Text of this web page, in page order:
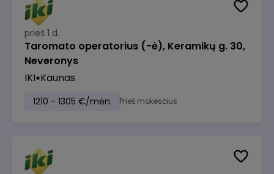
prieš 1 d.
Taromato operatorius (-ė), Keramikų g. 30,
Neveronys
IKI Kaunas
1210 - 1305 €/mėn. Prieš mokesčius